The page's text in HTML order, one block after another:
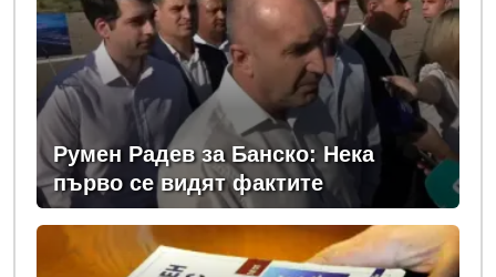
Румен Радев за Банско: Нека
първо се видят фактите